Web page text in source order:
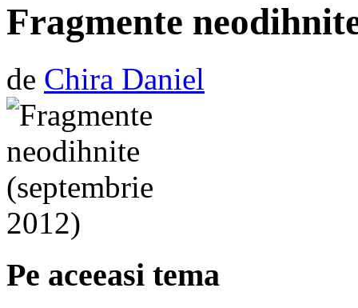
Fragmente
de Chira Daniel
Pe aceeasi tema